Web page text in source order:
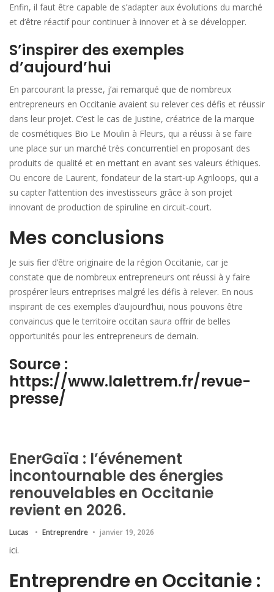
Enfin, il faut être capable de s’adapter aux évolutions du marché
et d’être réactif pour continuer à innover et à se développer.
S’inspirer des exemples
d’aujourd’hui
En parcourant la presse, j’ai remarqué que de nombreux
entrepreneurs en Occitanie avaient su relever ces défis et réussir
dans leur projet. C’est le cas de Justine, créatrice de la marque
de cosmétiques Bio Le Moulin à Fleurs, qui a réussi à se faire
une place sur un marché très concurrentiel en proposant des
produits de qualité et en mettant en avant ses valeurs éthiques.
Ou encore de Laurent, fondateur de la start-up Agriloops, qui a
su capter l’attention des investisseurs grâce à son projet
innovant de production de spiruline en circuit-court.
Mes conclusions
Je suis fier d’être originaire de la région Occitanie, car je
constate que de nombreux entrepreneurs ont réussi à y faire
prospérer leurs entreprises malgré les défis à relever. En nous
inspirant de ces exemples d’aujourd’hui, nous pouvons être
convaincus que le territoire occitan saura offrir de belles
opportunités pour les entrepreneurs de demain.
Source :
https://www.lalettrem.fr/revue-
presse/
EnerGaïa : l’événement
incontournable des énergies
renouvelables en Occitanie
revient en 2026.
Lucas Entreprendre janvier 19, 2026
ici.
Entreprendre en Occitanie :